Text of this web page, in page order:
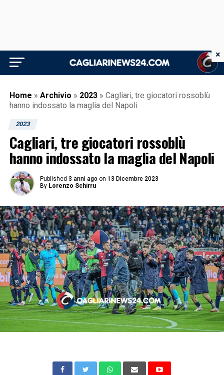
Home » Archivio » 2023 » Cagliari, tre giocatori rossoblù
hanno indossato la maglia del Napoli
2023
Cagliari, tre giocatori rossoblù
hanno indossato la maglia del Napoli
Published 3 anni ago on 13 Dicembre 2023
By Lorenzo Schirru
×